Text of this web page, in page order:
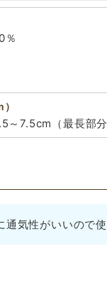
％
7.5cm（最長部分
通気性がいいので